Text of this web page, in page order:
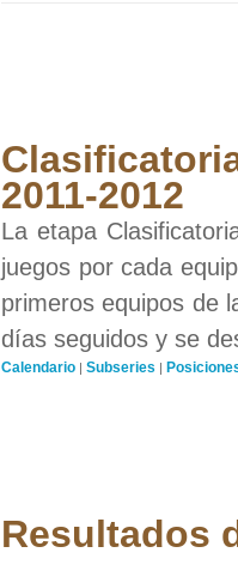
2011-2012
La etapa
juegos por cada
primeros equipos de
días seguidos y se
Calendario | Subseries |
Resultados